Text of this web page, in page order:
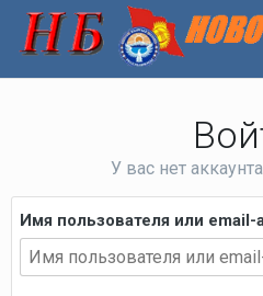
У вас нет
Имя пользователя или email-